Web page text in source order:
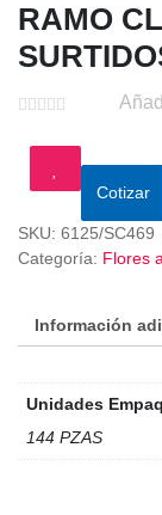
RAMO
Cotizar
SKU: 6125/SC469
Categoría: Flores
Información
Unidades
144 PZAS